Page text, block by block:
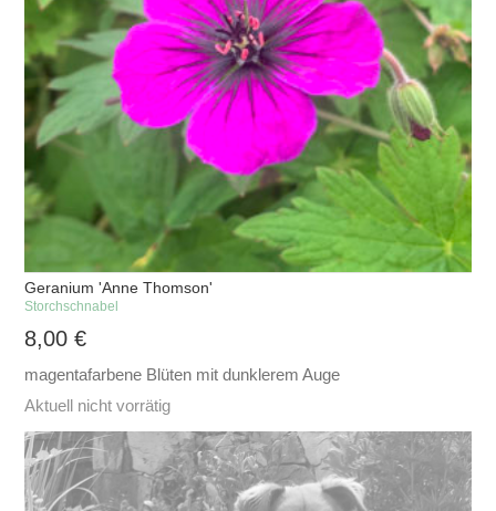
Geranium 'Anne Thomson'
Storchschnabel
8,00€
magentafarbene Blüten mit dunklerem Auge
Aktuell nicht vorrätig